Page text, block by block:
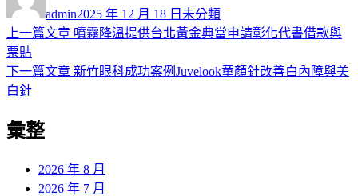
者
admin佈
日
2025 年 12 月 18 日 類
未分類
文
章
導
覽
上一篇文章 上
篇
噴霧降溫提供台北黃金典當申請彰化代書借款與
票貼
下一篇文章 下
新竹眼科成功案例Juvelook童顏針改善白內障與美
白針
彙整
2026 年 8 月
2026 年 7 月